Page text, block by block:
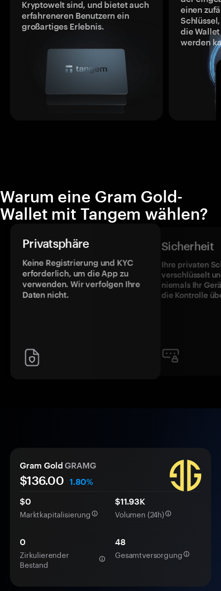
Kryptowelt sind, und bietet auch
erfahreneren Benutzern ein
großartiges Erlebnis.
einen
die
werden
Warum eine Gram Gold-
Wallet mit Tangem wählen?
Privatsphäre
Keine Registrierung und KYC
erforderlich, um die App zu
verwenden. Wir verfolgen Ihre
Daten nicht.
Sicherheit
Ihre privaten
verschlüsselt
niemals Ihr
die Kontrolle
Gram Gold GRAMG
$136.00
1.80%
$0
Marktkapitalisierung
$11.93K
Volumen (24h)
0
Zirkulierender
Bestand
48
Gesamtversorgung